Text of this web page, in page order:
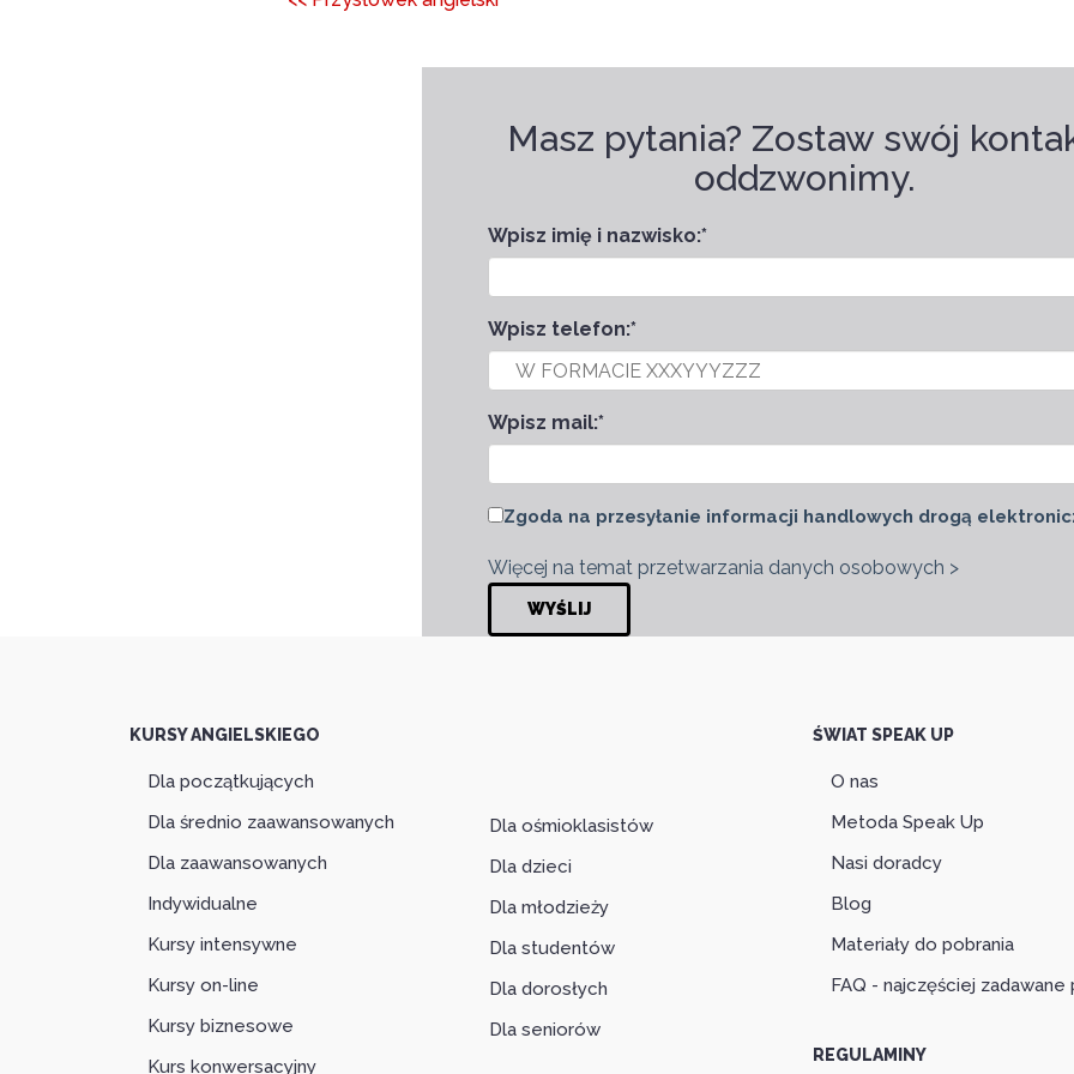
Masz pytania? Zostaw swój
oddzwonimy.
Wpisz imię i nazwisko:*
Wpisz telefon:*
Wpisz mail:*
Zgoda na przesyłanie informacji handlowych drogą
Więcej na temat przetwarzania danych osobowych >
KURSY ANGIELSKIEGO
Dla początkujących
Dla średnio zaawansowanych
Dla zaawansowanych
Indywidualne
Kursy intensywne
Kursy on-line
Kursy biznesowe
Kurs konwersacyjny
Dla ośmioklasistów
Dla dzieci
Dla młodzieży
Dla studentów
Dla dorosłych
Dla seniorów
ŚWIAT SPEAK UP
O nas
Metoda Speak Up
Nasi doradcy
Blog
Materiały do pobrania
FAQ - najczęściej zadawane
REGULAMINY